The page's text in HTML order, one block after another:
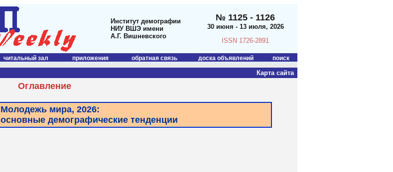
Институт демографии
НИУ ВШЭ имени
А.Г. Вишневского
№ 1125 - 1126
30 июня - 13 июля, 2026
ISSN 1726-2891
читальный зал приложения обратная связь доска объявлений поиск
Карта сайта
Оглавление
Молодежь мира, 2026:
основные демографические тенденции